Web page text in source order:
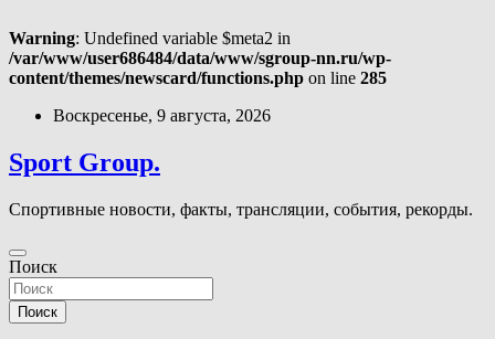
Warning: Undefined variable $meta2 in
/var/www/user686484/data/www/sgroup-nn.ru/wp-
content/themes/newscard/functions.php on line 285
Перейти
содержимому
Воскресенье, 9 августа, 2026
Sport Group.
Спортивные новости, факты, трансляции, события, рекорды.
Поиск
Поиск